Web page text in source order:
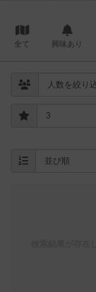
全て 興味あり